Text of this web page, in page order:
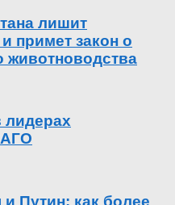
лишит
примет закон о
животноводства
лидерах
Путин: как более